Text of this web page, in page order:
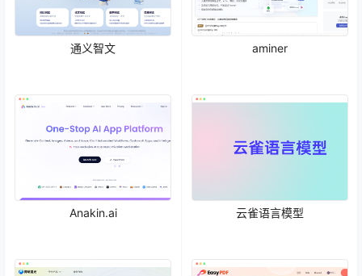
通义智文 aminer
Anakin.ai 云雀语言模型